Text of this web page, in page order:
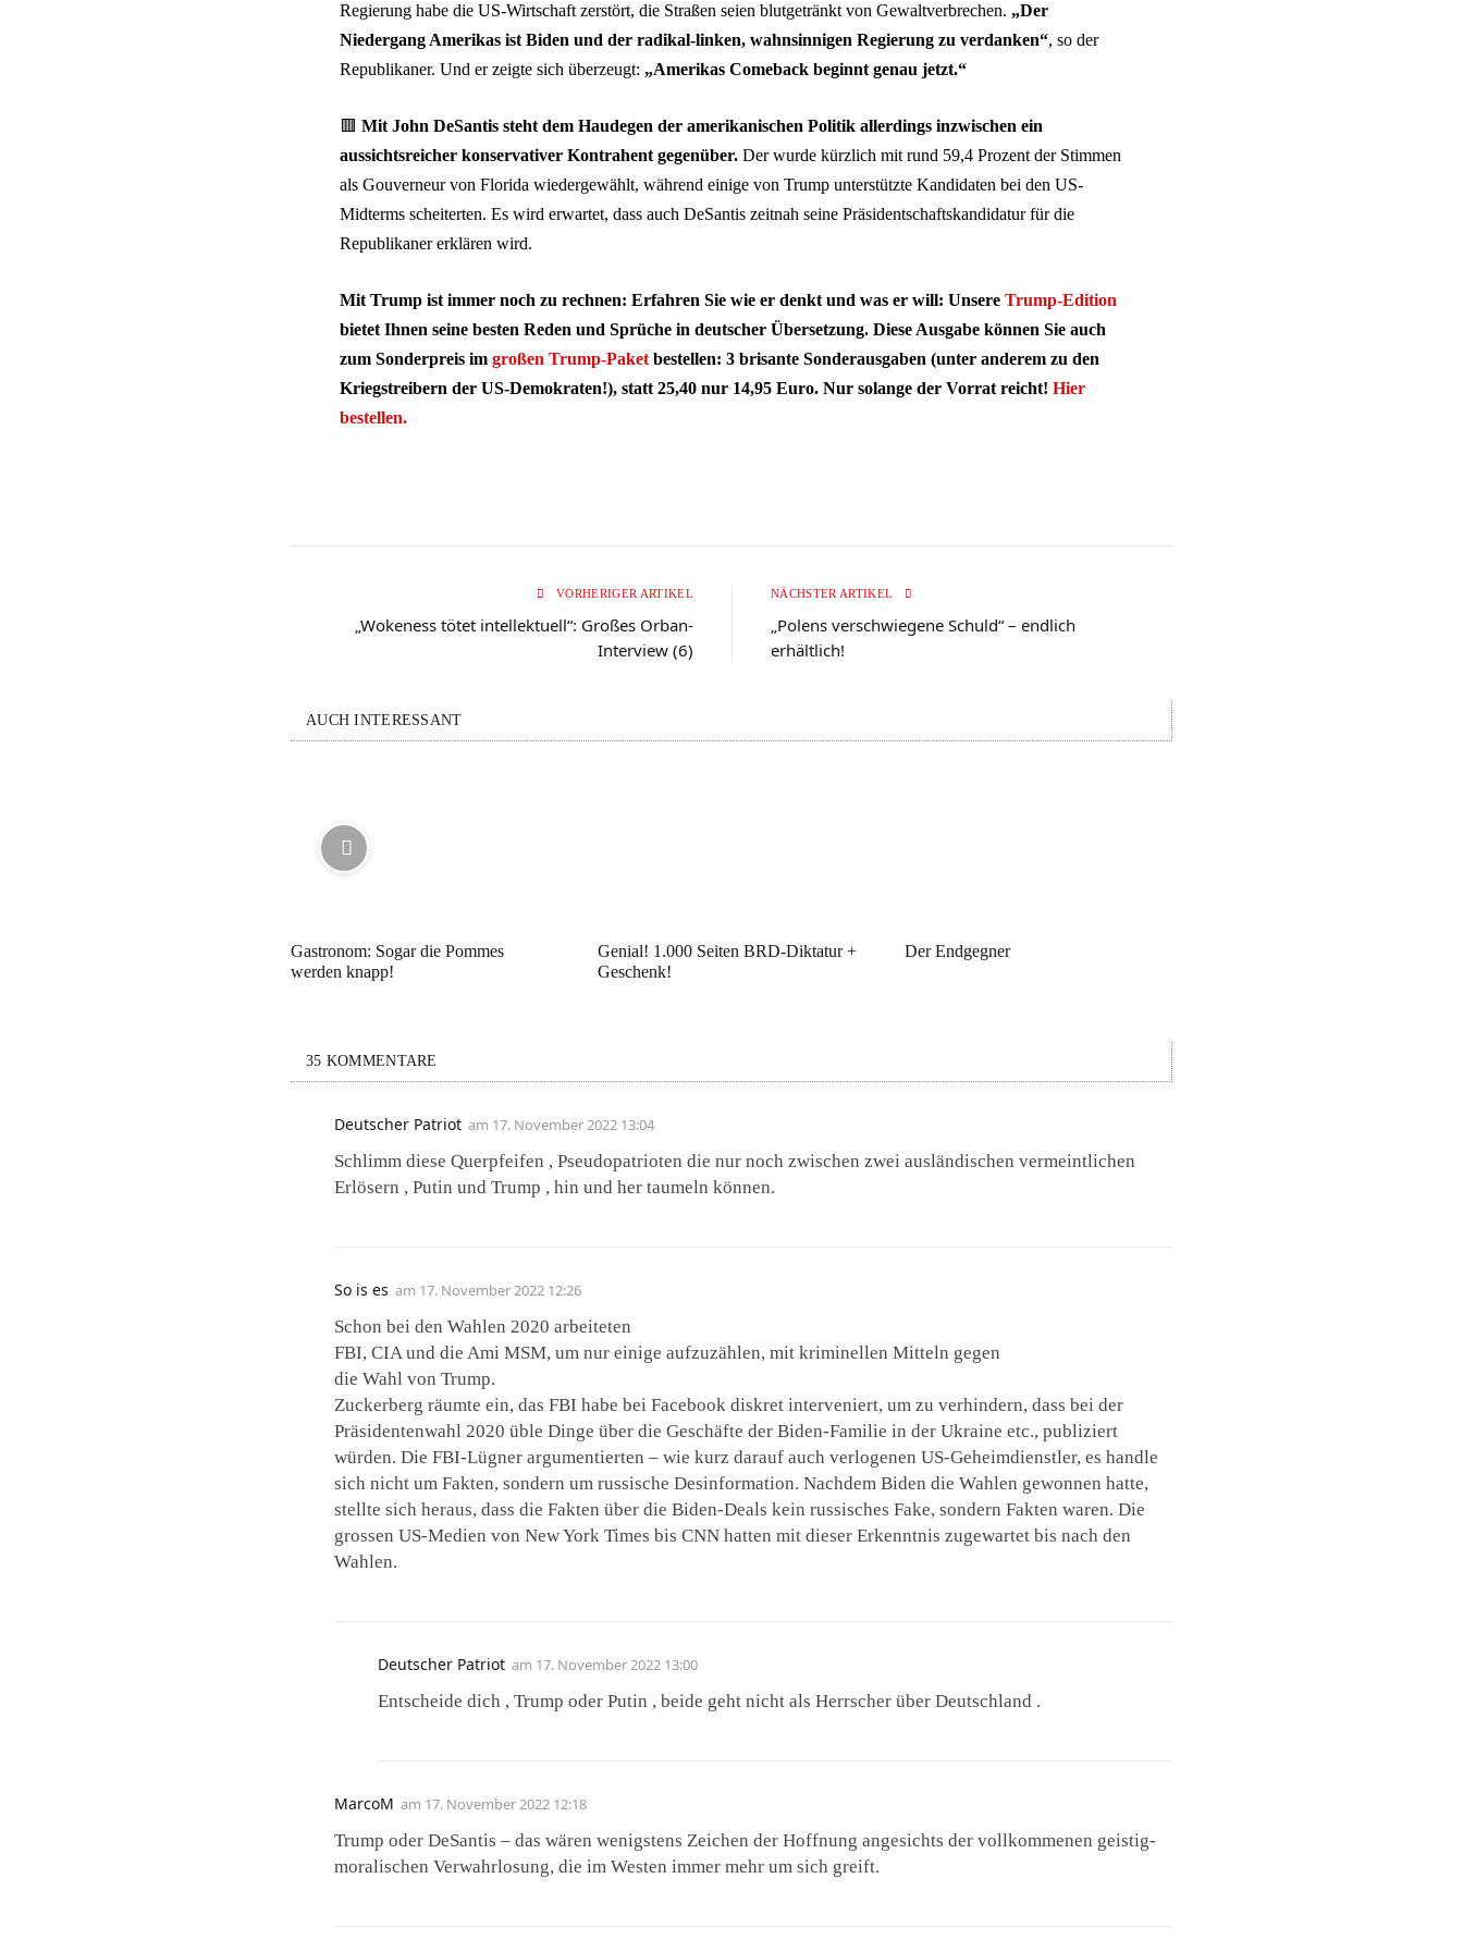
Regierung habe die US-Wirtschaft zerstört, die Straßen seien blutgetränkt von Gewaltverbrechen. „Der
Niedergang Amerikas ist Biden und der radikal-linken, wahnsinnigen Regierung zu verdanken“, so der
Republikaner. Und er zeigte sich überzeugt: „Amerikas Comeback beginnt genau jetzt.“
🟥 Mit John DeSantis steht dem Haudegen der amerikanischen Politik allerdings inzwischen ein
aussichtsreicher konservativer Kontrahent gegenüber. Der wurde kürzlich mit rund 59,4 Prozent der Stimmen
als Gouverneur von Florida wiedergewählt, während einige von Trump unterstützte Kandidaten bei den US-
Midterms scheiterten. Es wird erwartet, dass auch DeSantis zeitnah seine Präsidentschaftskandidatur für die
Republikaner erklären wird.
Mit Trump ist immer noch zu rechnen: Erfahren Sie wie er denkt und was er will: Unsere Trump-Edition
bietet Ihnen seine besten Reden und Sprüche in deutscher Übersetzung. Diese Ausgabe können Sie auch
zum Sonderpreis im großen Trump-Paket bestellen: 3 brisante Sonderausgaben (unter anderem zu den
Kriegstreibern der US-Demokraten!), statt 25,40 nur 14,95 Euro. Nur solange der Vorrat reicht! Hier
bestellen.
VORHERIGER ARTIKEL
„Wokeness tötet intellektuell“: Großes Orban-
Interview (6)
NÄCHSTER ARTIKEL
„Polens verschwiegene Schuld“ – endlich
erhältlich!
AUCH INTERESSANT
Gastronom: Sogar die Pommes
werden knapp!
Genial! 1.000 Seiten BRD-Diktatur +
Geschenk!
Der Endgegner
35 KOMMENTARE
Deutscher Patriot am 17. November 2022 13:04
Schlimm diese Querpfeifen , Pseudopatrioten die nur noch zwischen zwei ausländischen vermeintlichen
Erlösern , Putin und Trump , hin und her taumeln können.
So is es am 17. November 2022 12:26
Schon bei den Wahlen 2020 arbeiteten
FBI, CIA und die Ami MSM, um nur einige aufzuzählen, mit kriminellen Mitteln gegen
die Wahl von Trump.
Zuckerberg räumte ein, das FBI habe bei Facebook diskret interveniert, um zu verhindern, dass bei der
Präsidentenwahl 2020 üble Dinge über die Geschäfte der Biden-Familie in der Ukraine etc., publiziert
würden. Die FBI-Lügner argumentierten – wie kurz darauf auch verlogenen US-Geheimdienstler, es handle
sich nicht um Fakten, sondern um russische Desinformation. Nachdem Biden die Wahlen gewonnen hatte,
stellte sich heraus, dass die Fakten über die Biden-Deals kein russisches Fake, sondern Fakten waren. Die
grossen US-Medien von New York Times bis CNN hatten mit dieser Erkenntnis zugewartet bis nach den
Wahlen.
Deutscher Patriot am 17. November 2022 13:00
Entscheide dich , Trump oder Putin , beide geht nicht als Herrscher über Deutschland .
MarcoM am 17. November 2022 12:18
Trump oder DeSantis – das wären wenigstens Zeichen der Hoffnung angesichts der vollkommenen geistig-
moralischen Verwahrlosung, die im Westen immer mehr um sich greift.